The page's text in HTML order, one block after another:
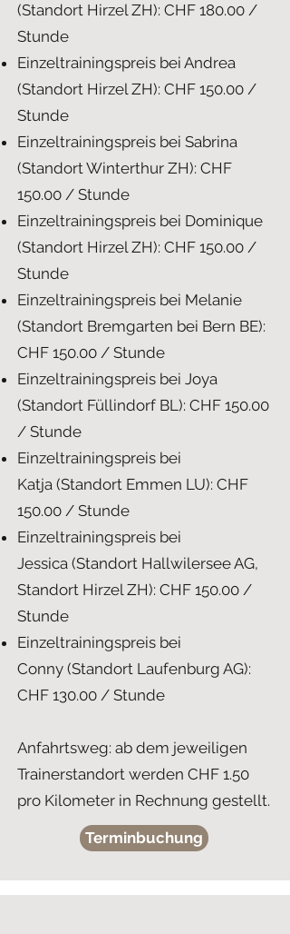
(Standort Hirzel ZH): CHF 180.00 /
Stunde
Einzeltrainingspreis bei Andrea
(Standort Hirzel ZH): CHF 150.00 /
Stunde
Einzeltrainingspreis bei Sabrina
(Standort Winterthur ZH): CHF
150.00 / Stunde
Einzeltrainingspreis bei Dominique
(Standort Hirzel ZH): CHF 150.00 /
Stunde
Einzeltrainingspreis bei Melanie
(Standort Bremgarten bei Bern BE):
CHF 150.00 / Stunde
Einzeltrainingspreis bei Joya
(Standort Füllindorf BL): CHF 150.00
/ Stunde
Einzeltrainingspreis bei
Katja (Standort Emmen LU): CHF
150.00 / Stunde
Einzeltrainingspreis bei
Jessica (Standort Hallwilersee AG,
Standort Hirzel ZH): CHF 150.00 /
Stunde
Einzeltrainingspreis bei
Conny (Standort Laufenburg AG):
CHF 130.00 / Stunde
Anfahrtsweg: ab dem jeweiligen
Trainerstandort werden CHF 1.50
pro Kilometer in Rechnung gestellt.
Terminbuchung